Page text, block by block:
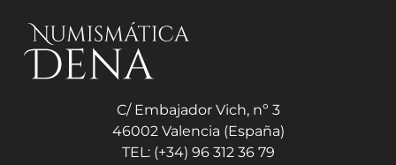
C/ Embajador Vich, nº 3
46002 Valencia (España)
TEL: (+34) 96 312 36 79